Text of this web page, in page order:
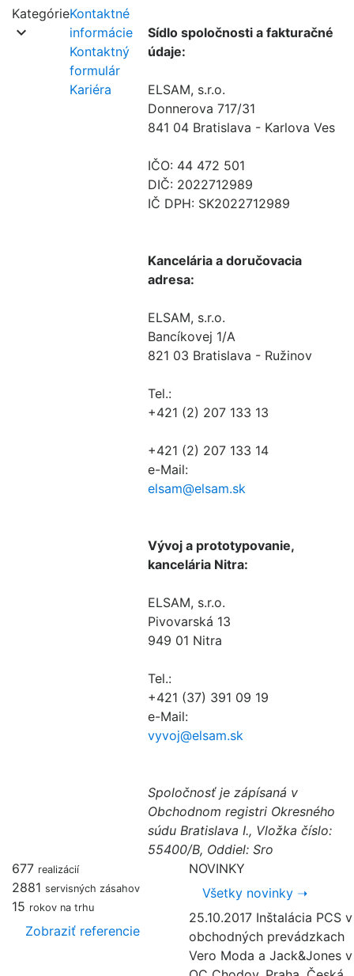
Kategórie
keyboard_arrow_down
Kontaktné
informácie
Kontaktný
formulár
Kariéra
Sídlo spoločnosti a fakturačné
údaje:
ELSAM, s.r.o.
Donnerova 717/31
841 04 Bratislava - Karlova Ves
IČO: 44 472 501
DIČ: 2022712989
IČ DPH: SK2022712989
Kancelária a doručovacia
adresa:
ELSAM, s.r.o.
Bancíkovej 1/A
821 03 Bratislava - Ružinov
Tel.:
+421 (2) 207 133 13
+421 (2) 207 133 14
e-Mail:
elsam@elsam.sk
Vývoj a prototypovanie,
kancelária Nitra:
ELSAM, s.r.o.
Pivovarská 13
949 01 Nitra
Tel.:
+421 (37) 391 09 19
e-Mail:
vyvoj@elsam.sk
Spoločnosť je zápísaná v
Obchodnom registri Okresného
súdu Bratislava I., Vložka číslo:
55400/B, Oddiel: Sro
677 realizácií
2881 servisných zásahov
15 rokov na trhu
Zobraziť referencie
NOVINKY
Všetky novinky ➝
25.10.2017 Inštalácia PCS v
obchodných prevádzkach
Vero Moda a Jack&Jones v